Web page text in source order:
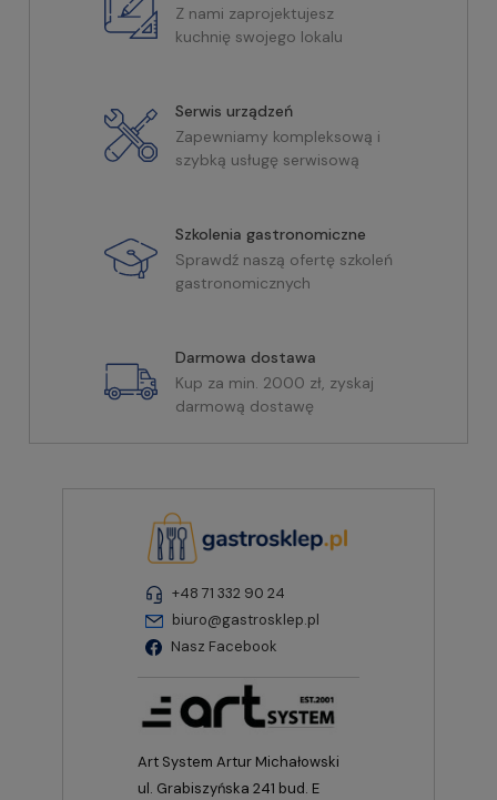
Z nami zaprojektujesz
kuchnię swojego lokalu
Serwis urządzeń
Zapewniamy kompleksową i
szybką usługę serwisową
Szkolenia gastronomiczne
Sprawdź naszą ofertę szkoleń
gastronomicznych
Darmowa dostawa
Kup za min. 2000 zł, zyskaj
darmową dostawę
+48 71 332 90 24
biuro@gastrosklep.pl
Nasz Facebook
Art System Artur Michałowski
ul. Grabiszyńska 241 bud. E